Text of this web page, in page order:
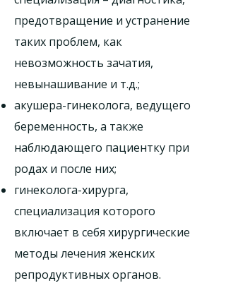
предотвращение и устранение
таких проблем, как
невозможность зачатия,
невынашивание и т.д.;
акушера-гинеколога, ведущего
беременность, а также
наблюдающего пациентку при
родах и после них;
гинеколога-хирурга,
специализация которого
включает в себя хирургические
методы лечения женских
репродуктивных органов.